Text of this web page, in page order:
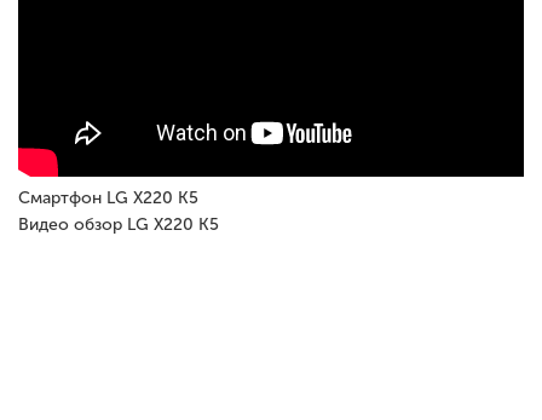
Смартфон LG X220 K5
Видео обзор LG X220 K5